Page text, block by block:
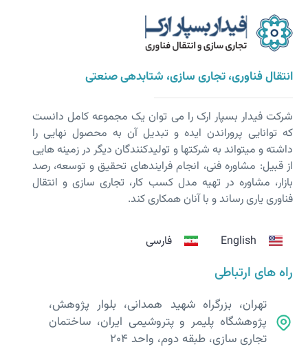
انتقال فناوری، تجاری سازی، شتابدهی صنعتی
شرکت فیدار بسپار ارک را می توان یک مجموعه کامل دانست
که توانایی پروراندن ایده و تبدیل آن به محصول نهایی را
داشته و می­تواند به شرکت­ها و تولیدکنندگان دیگر در زمینه هایی
از قبیل: مشاوره فنی، انجام فرایندهای تحقیق و توسعه، رصد
بازار، مشاوره در تهیه مدل کسب کار، تجاری سازی و انتقال
فناوری یاری رساند و با آنان همکاری کند.
English فارسی
راه های ارتباطی
تهران، بزرگراه شهید همدانی، بلوار پژوهش،
پژوهشگاه پلیمر و پتروشیمی ایران، ساختمان
تجاری سازی، طبقه دوم، واحد 204